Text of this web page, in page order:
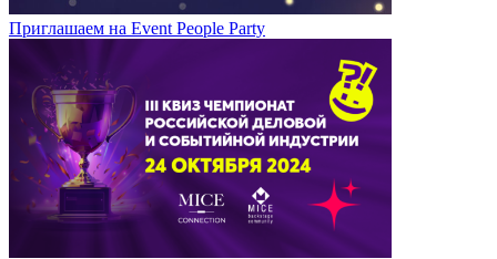
Приглашаем на Event People Party